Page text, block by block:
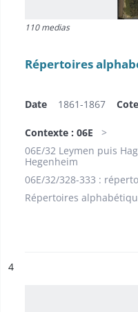
110 medias
Répertoires
Date 1861-1867 Cote
Contexte : 06E
06E/32 Leymen puis
Hegenheim
06E/32/328-333 :
Répertoires
n°
4